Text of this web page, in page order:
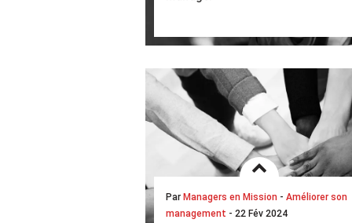
droit d’attendre d’un manager
exactement cett...
LIRE L'ARTICLE COMPLET
Par Managers en Mission -Améliorer son
management - 22 Fév 2024